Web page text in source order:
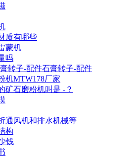
质有哪些
蒙机
吗
转子-配件石膏转子-配件
机MTW178厂家
矿石磨粉机叫是 -？
通风机和排水机械等
构
钱